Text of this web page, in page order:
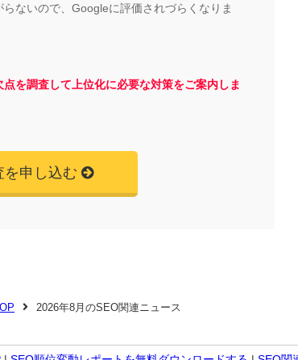
ないので、Googleに評価されづらくなりま
点を調査して上位化に必要な対策をご案内しま
を申し込む
2026年8月のSEO関連ニュース